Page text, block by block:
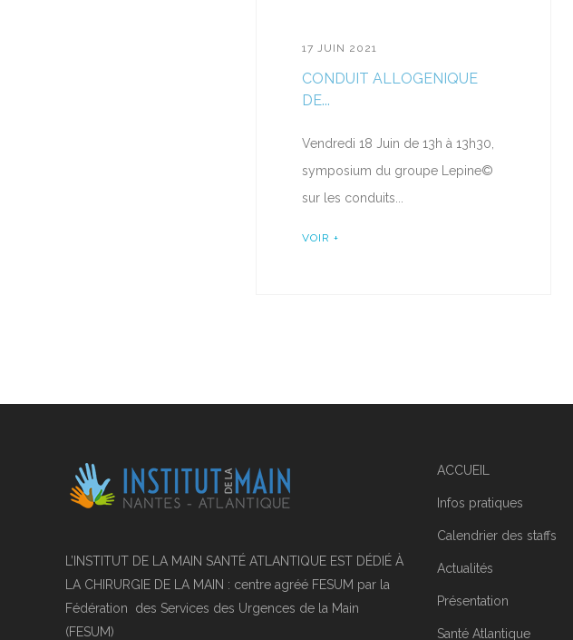
17 JUIN 2021
CONDUIT ALLOGENIQUE
DE...
Vendredi 18 Juin de 13h à 13h30,
symposium du groupe Lepine©
sur les conduits...
VOIR +
L’INSTITUT DE LA MAIN SANTÉ ATLANTIQUE EST DÉDIÉ À
LA CHIRURGIE DE LA MAIN : centre agréé FESUM par la
Fédération des Services des Urgences de la Main
(FESUM)
ACCUEIL
Infos pratiques
Calendrier des staffs
Actualités
Présentation
Santé Atlantique